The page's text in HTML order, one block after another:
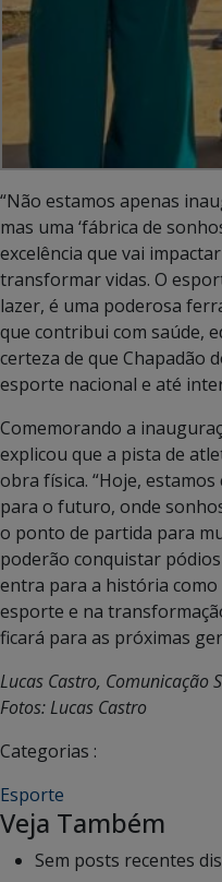
“Não estamos apenas
mas uma ‘fábrica de
excelência que vai
transformar vidas. O
lazer, é uma poderosa
que contribui com saúde,
certeza de que Chapadão
esporte nacional e até
Comemorando a
explicou que a pista de
obra física. “Hoje,
para o futuro, onde
o ponto de partida para
poderão conquistar
entra para a história como
esporte e na
ficará para as próximas
Lucas Castro, Comunicação
Fotos: Lucas Castro
Categorias :
Esporte
Veja Também
Sem posts recentes